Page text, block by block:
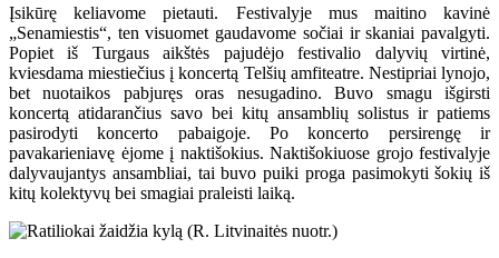
Įsikūrę keliavome pietauti. Festivalyje mus maitino kavinė
„Senamiestis“, ten visuomet gaudavome sočiai ir skaniai pavalgyti.
Popiet iš Turgaus aikštės pajudėjo festivalio dalyvių virtinė,
kviesdama miestiečius į koncertą Telšių amfiteatre. Nestipriai lynojo,
bet nuotaikos pabjuręs oras nesugadino. Buvo smagu išgirsti
koncertą atidarančius savo bei kitų ansamblių solistus ir patiems
pasirodyti koncerto pabaigoje. Po koncerto persirengę ir
pavakarieniavę ėjome į naktišokius. Naktišokiuose grojo festivalyje
dalyvaujantys ansambliai, tai buvo puiki proga pasimokyti šokių iš
kitų kolektyvų bei smagiai praleisti laiką.